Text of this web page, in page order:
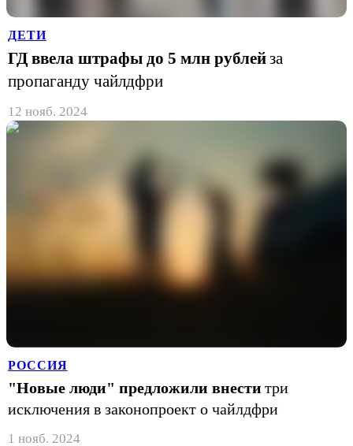
ДЕТИ
ГД ввела штрафы до 5 млн рублейза
пропаганду чайлдфри
12 нояб. 2024
РОССИЯ
"Новые люди" предложили внести три
исключения в законопроект о чайлдфри
1 нояб. 2024